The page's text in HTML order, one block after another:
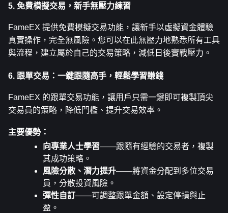
5. 免費模擬交易，新手無壓力練習
FameEX 提供免費模擬交易功能，讓新手以虛擬資金體驗
真實操作，完全無風險。您可以在此無壓力地熟悉所有工具
與流程，建立屬於自己的交易策略，減低日後實戰壓力。
6. 跟單交易：一鍵跟隨高手，輕鬆學習賺錢
FameEX 的跟單交易功能，讓用戶只需一鍵即可複製頂尖
交易員的策略，降低門檻、提升交易效率。
主要優勢：
向專業人士學習——跟隨有經驗的交易者，複製
其成功策略。
風險分散、潛力提升——將資金分配到多位交易
員，分散投資風險。
彈性自訂——可調整跟單金額、設定停損與止
盈。